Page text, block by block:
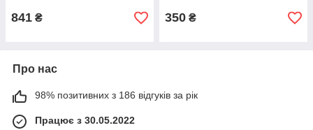
841 ₴ 350 ₴
Про нас
98% позитивних з 186 відгуків за рік
Працює з 30.05.2022